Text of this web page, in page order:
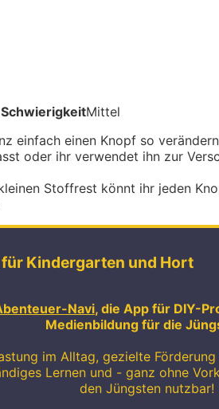
SchwierigkeitMittel
einfach einen Knopf so
oder ihr verwendet ihn zur
Stoffrest könnt ihr jeden
Kindergarten und Hort
Navi, die App für DIY-
Medienbildung für die
im Alltag, gezielte Förderung
Lernen und - ganz ohne
den Jüngsten nutzbar!